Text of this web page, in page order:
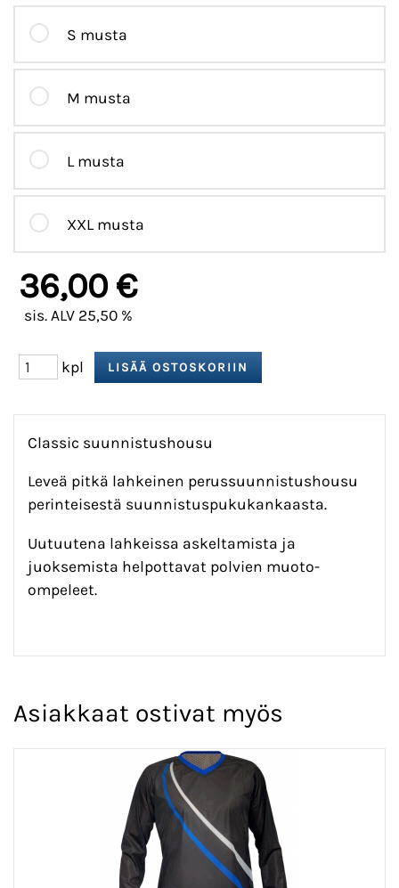
S musta
M musta
L musta
XXL musta
36,00 €
sis. ALV 25,50 %
kpl
Classic suunnistushousu
Leveä pitkä lahkeinen perussuunnistushousu
perinteisestä suunnistuspukukankaasta.
Uutuutena lahkeissa askeltamista ja
juoksemista helpottavat polvien muoto-
ompeleet.
Asiakkaat ostivat myös